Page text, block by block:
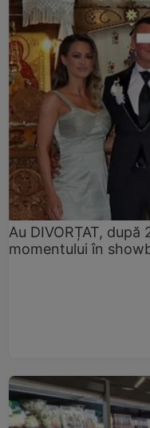
Au DIVORȚAT,
momentului în